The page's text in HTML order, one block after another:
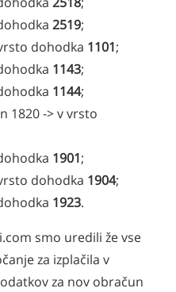
2519;
dohodka 1101;
1143;
1144;
1820 -> v vrsto
1901;
dohodka 1904;
1923.
smo uredili že vse
za izplačila v
za nov obračun